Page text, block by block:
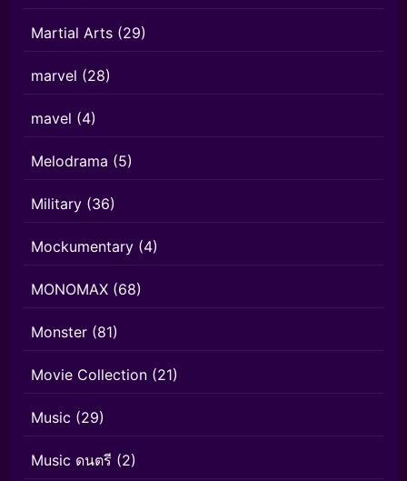
Martial Arts (29)
marvel (28)
mavel (4)
Melodrama (5)
Military (36)
Mockumentary (4)
MONOMAX (68)
Monster (81)
Movie Collection (21)
Music (29)
Music ดนตรี (2)